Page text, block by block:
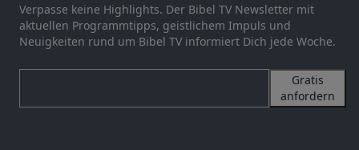
Verpasse keine Highlights. Der Bibel TV Newsletter mit
aktuellen Programmtipps, geistlichem Impuls und
Neuigkeiten rund um Bibel TV informiert Dich jede Woche.
Gratis
anfordern